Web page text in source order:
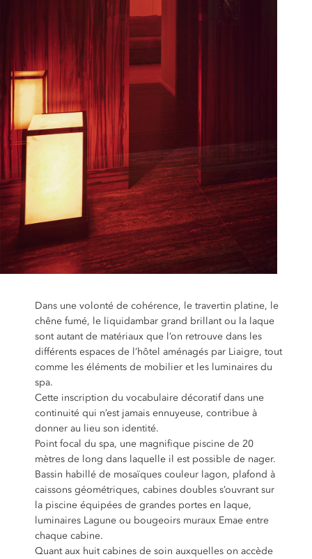
Dans une volonté de cohérence, le travertin platine, le
chêne fumé, le liquidambar grand brillant ou la laque
sont autant de matériaux que l’on retrouve dans les
différents espaces de l’hôtel aménagés par Liaigre, tout
comme les éléments de mobilier et les luminaires du
spa.
Cette inscription du vocabulaire décoratif dans une
continuité qui n’est jamais ennuyeuse, contribue à
donner au lieu son identité.
Point focal du spa, une magnifique piscine de 20
mètres de long dans laquelle il est possible de nager.
Bassin habillé de mosaïques couleur lagon, plafond à
caissons géométriques, cabines doubles s’ouvrant sur
la piscine équipées de grandes portes en laque,
luminaires Lagune ou bougeoirs muraux Emae entre
chaque cabine.
Quant aux huit cabines de soin auxquelles on accède